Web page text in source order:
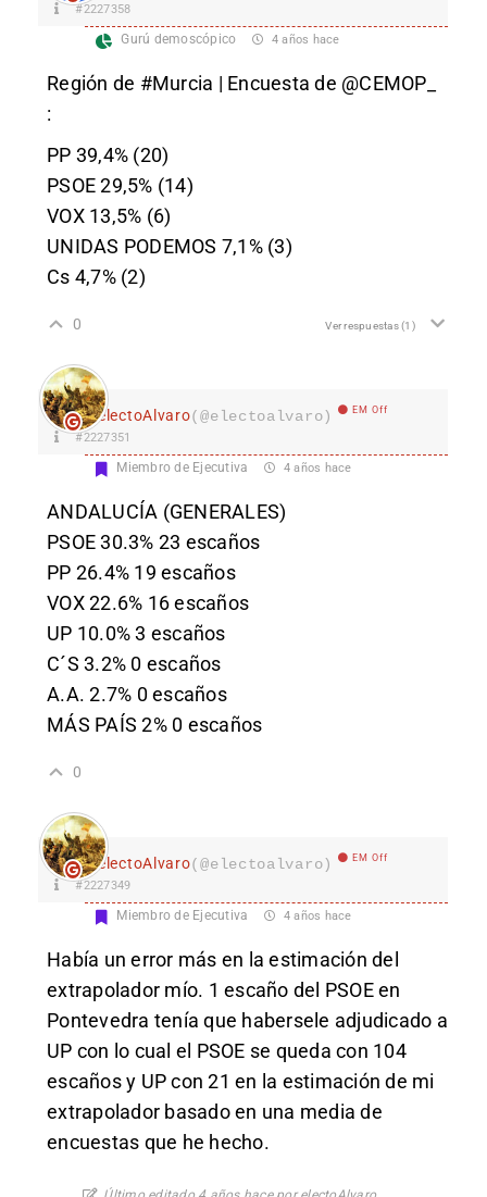
#2227358
Gurú demoscópico 4 años hace
Región de #Murcia | Encuesta de @CEMOP_
:
PP 39,4% (20)
PSOE 29,5% (14)
VOX 13,5% (6)
UNIDAS PODEMOS 7,1% (3)
Cs 4,7% (2)
0 Ver respuestas(1)
electoAlvaro(@electoalvaro) EM Off
#2227351
Miembro de Ejecutiva 4 años hace
ANDALUCÍA (GENERALES)
PSOE 30.3% 23 escaños
PP 26.4% 19 escaños
VOX 22.6% 16 escaños
UP 10.0% 3 escaños
C´S 3.2% 0 escaños
A.A. 2.7% 0 escaños
MÁS PAÍS 2% 0 escaños
0
electoAlvaro(@electoalvaro) EM Off
#2227349
Miembro de Ejecutiva 4 años hace
Había un error más en la estimación del
extrapolador mío. 1 escaño del PSOE en
Pontevedra tenía que habersele adjudicado a
UP con lo cual el PSOE se queda con 104
escaños y UP con 21 en la estimación de mi
extrapolador basado en una media de
encuestas que he hecho.